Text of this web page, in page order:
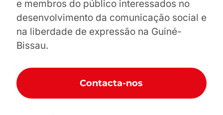
e membros do público interessados no
desenvolvimento da comunicação social e
na liberdade de expressão na Guiné-
Bissau.
Contacta-nos